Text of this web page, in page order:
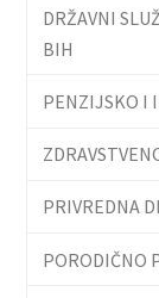
DRŽAVNI
BIH
PENZIJSKO I
PRIVREDNA
PORODIČNO